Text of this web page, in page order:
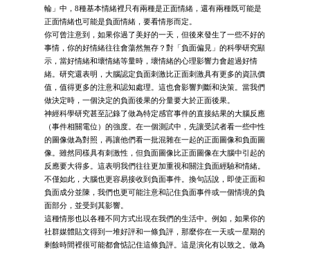
輪」中，8種基本情緒裡只有兩種是正面情緒，還有兩種既可能是
正面情緒也可能是負面情緒，要看情形而定。
你可曾注意到，如果你過了美好的一天，但後來發生了一些不好的
事情，你的好情緒往往會蕩然無存？對「負面偏見」的科學研究顯
示，當好情緒和壞情緒等量時，壞情緒的心理影響力會超過好情
緒。研究還表明，大腦認定負面刺激比正面刺激具有更多的資訊價
值，值得更多的注意和認知處理。這也會影響判斷和決策。當我們
做決定時，一個決定的負面後果的分量要大於正面後果。
神經科學研究甚至記錄了做為特定感官事件的直接結果的大腦反應
（事件相關電位）的強度。在一個測試中，先讓受試者看一些中性
的圖像做為對照，再讓他們看一批混雜在一起的正面圖像和負面圖
像。雖然同樣具有刺激性，但負面圖像比正面圖像在大腦中引起的
反應要大得多。這表明我們往往更加重視和關注負面經驗和情緒。
不僅如此，大腦也更容易接收到負面事件。換句話說，即使正面和
負面成分並陳，我們也更可能注意和記住負面事件或一個情境的負
面部分，並受到其影響。
這種情形也以各種不同方式出現在我們的生活中。例如，如果你的
社群媒體貼文得到一堆好評和一條負評，那麼你在一天或一星期的
剩餘時間裡很可能都會惦記住這條負評。這是演化有以致之。做為